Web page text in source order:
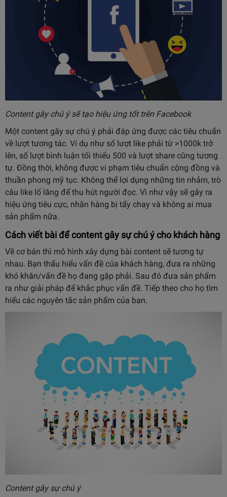
Content gây chú ý sẽ tạo hiệu ứng tốt trên Facebook
Một content gây sự chú ý phải đáp ứng được các tiêu chuẩn
về lượt tương tác. Ví dụ như số lượt like phải từ >1000k trở
lên, số lượt bình luận tối thiểu 500 và lượt share cũng tương
tự. Đồng thời, không được vi phạm tiêu chuẩn cộng đồng và
thuần phong mỹ tục. Không thể lợi dụng những tin nhảm, trò
câu like lố lăng để thu hút người đọc. Vì như vậy sẽ gây ra
hiệu ứng tiêu cực, nhãn hàng bị tẩy chay và không ai mua
sản phẩm nữa.
Cách viết bài để content gây sự chú ý cho khách hàng
Về cơ bản thì mô hình xây dựng bài content sẽ tương tự
nhau. Bạn thấu hiểu vấn đề của khách hàng, đưa ra những
khó khăn/vấn đề họ đang gặp phải. Sau đó đưa sản phẩm
ra như giải pháp để khắc phục vấn đề. Tiếp theo cho họ tìm
hiểu các nguyên tắc sản phẩm của bạn.
Content gây sự chú ý